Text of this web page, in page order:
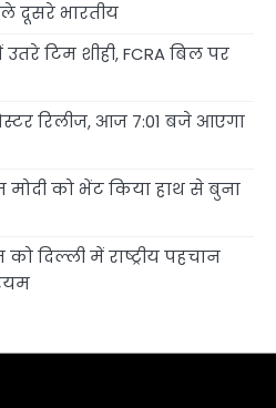
दूसरे भारतीय
टिम शीही, FCRA बिल पर
रिलीज, आज 7:01 बजे आएगा
को भेंट किया हाथ से बुना
दिल्ली में राष्ट्रीय पहचान